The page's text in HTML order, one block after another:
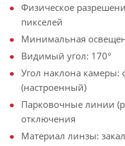
Физическое
пикселей
Минимальная
Видимый угол: 170°
Угол наклона
(настроенный)
Парковочные линии
отключения
Материал линзы: